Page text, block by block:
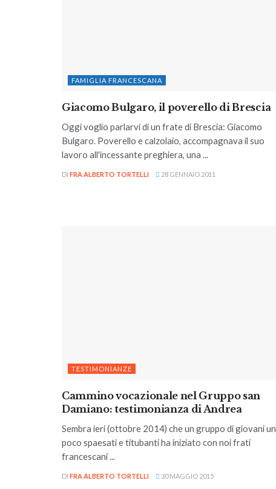
FAMIGLIA FRANCESCANA
Giacomo Bulgaro, il poverello di Brescia
Oggi voglio parlarvi di un frate di Brescia: Giacomo
Bulgaro. Poverello e calzolaio, accompagnava il suo
lavoro all'incessante preghiera, una ...
DI FRA ALBERTO TORTELLI 28 GENNAIO 2011
TESTIMONIANZE
Cammino vocazionale nel Gruppo san
Damiano: testimonianza di Andrea
Sembra ieri (ottobre 2014) che un gruppo di giovani un
poco spaesati e titubanti ha iniziato con noi frati
francescani ...
DI FRA ALBERTO TORTELLI 30 MAGGIO 2015